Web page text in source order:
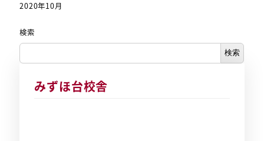
2020年10月
検索
検索
みずほ台校舎